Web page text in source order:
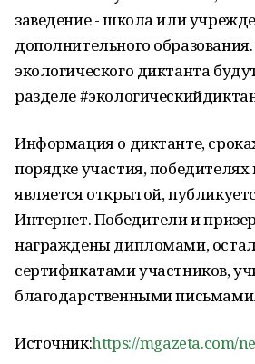
заведение - школа или
дополнительного
экологического диктанта
разделе
Информация о диктанте,
порядке участия, победителях
является открытой,
Интернет. Победители и
награждены дипломами,
сертификатами участников,
благодарственными письмами.
Источник:https://mgazeta.com/